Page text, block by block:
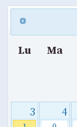
Lu Ma
3 4